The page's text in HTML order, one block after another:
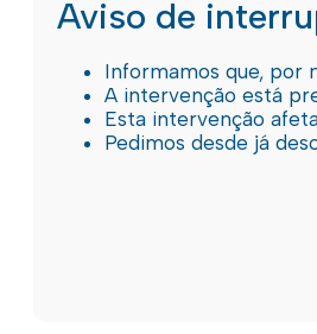
Aviso de
Informamos que, por
A intervenção está
Esta intervenção
Pedimos desde já